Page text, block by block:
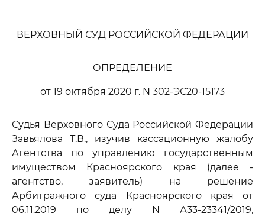
ВЕРХОВНЫЙ СУД РОССИЙСКОЙ ФЕДЕРАЦИИ
ОПРЕДЕЛЕНИЕ
от 19 октября 2020 г. N 302-ЭС20-15173
Судья Верховного Суда Российской Федерации
Завьялова Т.В., изучив кассационную жалобу
Агентства по управлению государственным
имуществом Красноярского края (далее -
агентство, заявитель) на решение
Арбитражного суда Красноярского края от
06.11.2019 по делу N А33-23341/2019,